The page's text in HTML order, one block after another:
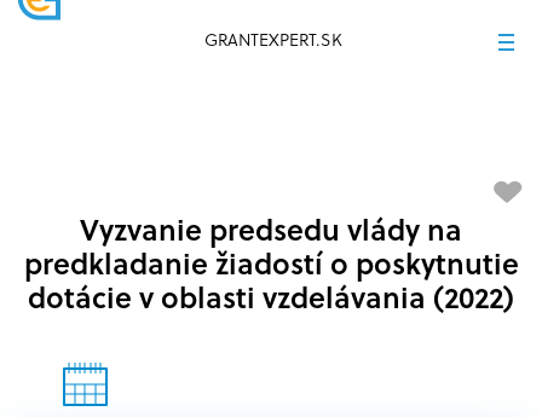
GRANTEXPERT.SK
Vyzvanie predsedu vlády na
predkladanie žiadostí o poskytnutie
dotácie v oblasti vzdelávania (2022)